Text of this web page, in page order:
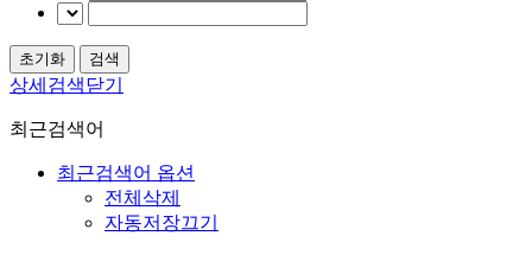
상세검색닫기
최근검색어
최근검색어 옵션
전체삭제
자동저장끄기